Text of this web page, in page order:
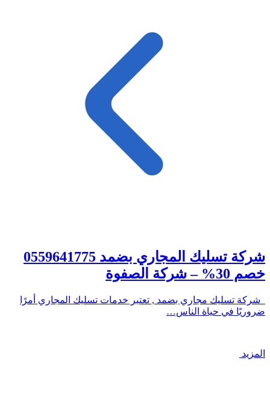
شركة تسليك المجاري بضمد 0559641775
خصم 30% – شركة الصفوة
شركة تسليك مجاري بضمد , تعتبر خدمات تسليك المجاري أمرًا
ضروريًا في حياة الناس…
المزيد